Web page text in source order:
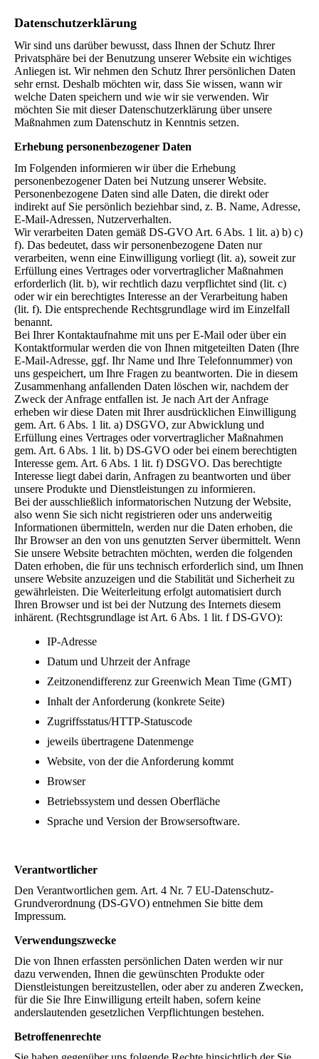
Datenschutz­erklärung
Wir sind uns darüber bewusst, dass Ihnen der Schutz Ihrer
Privatsphäre bei der Benutzung unserer Website ein wichtiges
Anliegen ist. Wir nehmen den Schutz Ihrer persönlichen Daten
sehr ernst. Deshalb möchten wir, dass Sie wissen, wann wir
welche Daten speichern und wie wir sie verwenden. Wir
möchten Sie mit dieser Datenschutzerklärung über unsere
Maßnahmen zum Datenschutz in Kenntnis setzen.
Erhebung personenbezogener Daten
Im Folgenden informieren wir über die Erhebung
personenbezogener Daten bei Nutzung unserer Website.
Personenbezogene Daten sind alle Daten, die direkt oder
indirekt auf Sie persönlich beziehbar sind, z. B. Name, Adresse,
E-Mail-Adressen, Nutzerverhalten.
Wir verarbeiten Daten gemäß DS-GVO Art. 6 Abs. 1 lit. a) b) c)
f). Das bedeutet, dass wir personenbezogene Daten nur
verarbeiten, wenn eine Einwilligung vorliegt (lit. a), soweit zur
Erfüllung eines Vertrages oder vorvertraglicher Maßnahmen
erforderlich (lit. b), wir rechtlich dazu verpflichtet sind (lit. c)
oder wir ein berechtigtes Interesse an der Verarbeitung haben
(lit. f). Die entsprechende Rechtsgrundlage wird im Einzelfall
benannt.
Bei Ihrer Kontaktaufnahme mit uns per E-Mail oder über ein
Kontaktformular werden die von Ihnen mitgeteilten Daten (Ihre
E-Mail-Adresse, ggf. Ihr Name und Ihre Telefonnummer) von
uns gespeichert, um Ihre Fragen zu beantworten. Die in diesem
Zusammenhang anfallenden Daten löschen wir, nachdem der
Zweck der Anfrage entfallen ist. Je nach Art der Anfrage
erheben wir diese Daten mit Ihrer ausdrücklichen Einwilligung
gem. Art. 6 Abs. 1 lit. a) DSGVO, zur Abwicklung und
Erfüllung eines Vertrages oder vorvertraglicher Maßnahmen
gem. Art. 6 Abs. 1 lit. b) DS-GVO oder bei einem berechtigten
Interesse gem. Art. 6 Abs. 1 lit. f) DSGVO. Das berechtigte
Interesse liegt dabei darin, Anfragen zu beantworten und über
unsere Produkte und Dienstleistungen zu informieren.
Bei der ausschließlich informatorischen Nutzung der Website,
also wenn Sie sich nicht registrieren oder uns anderweitig
Informationen übermitteln, werden nur die Daten erhoben, die
Ihr Browser an den von uns genutzten Server übermittelt. Wenn
Sie unsere Website betrachten möchten, werden die folgenden
Daten erhoben, die für uns technisch erforderlich sind, um Ihnen
unsere Website anzuzeigen und die Stabilität und Sicherheit zu
gewährleisten. Die Weiterleitung erfolgt automatisiert durch
Ihren Browser und ist bei der Nutzung des Internets diesem
inhärent. (Rechtsgrundlage ist Art. 6 Abs. 1 lit. f DS-GVO):
IP-Adresse
Datum und Uhrzeit der Anfrage
Zeitzonendifferenz zur Greenwich Mean Time (GMT)
Inhalt der Anforderung (konkrete Seite)
Zugriffsstatus/HTTP-Statuscode
jeweils übertragene Datenmenge
Website, von der die Anforderung kommt
Browser
Betriebssystem und dessen Oberfläche
Sprache und Version der Browsersoftware.
Verantwortlicher
Den Verantwortlichen gem. Art. 4 Nr. 7 EU-Datenschutz-
Grundverordnung (DS-GVO) entnehmen Sie bitte dem
Impressum.
Verwendungszwecke
Die von Ihnen erfassten persönlichen Daten werden wir nur
dazu verwenden, Ihnen die gewünschten Produkte oder
Dienstleistungen bereitzustellen, oder aber zu anderen Zwecken,
für die Sie Ihre Einwilligung erteilt haben, sofern keine
anderslautenden gesetzlichen Verpflichtungen bestehen.
Betroffenenrechte